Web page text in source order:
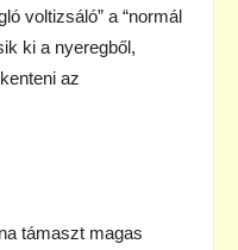
voltizsáló” a “normál
ki a nyeregből,
az
támaszt magas